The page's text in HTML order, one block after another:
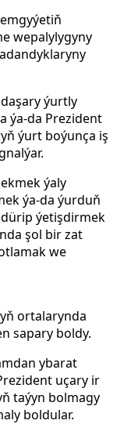
wepalylygyny
ýurtly
ýa-da Prezident
ýurt boýunça iş
ýaly
ýa-da ýurduň
ýetişdirmek
şol bir zat
we
ortalarynda
sapary boldy.
ybarat
uçary ir
taýyn bolmagy
boldular.